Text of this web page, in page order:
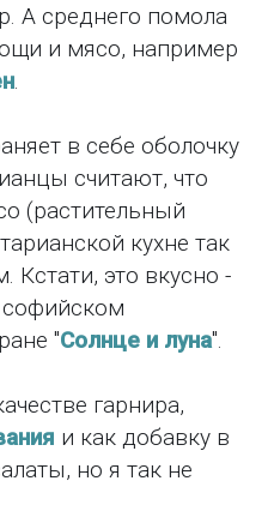
А среднего помола
и мясо, например
в себе оболочку
считают, что
(растительный
кухне так
Кстати, это вкусно -
"Солнце и луна".
гарнира,
и как добавку в
но я так не